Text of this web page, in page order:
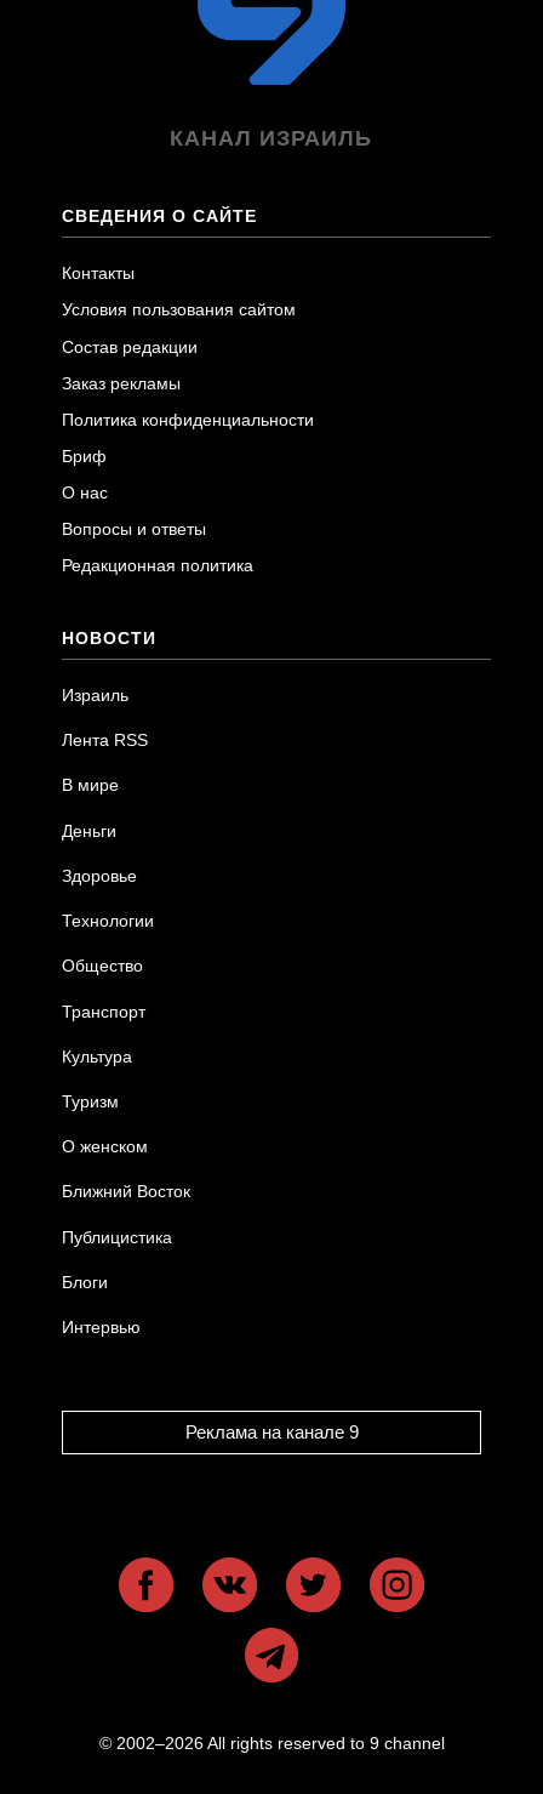
КАНАЛ ИЗРАИЛЬ
СВЕДЕНИЯ О САЙТЕ
Контакты
Условия пользования сайтом
Состав редакции
Заказ рекламы
Политика конфиденциальности
Бриф
О нас
Вопросы и ответы
Редакционная политика
НОВОСТИ
Израиль
Лента RSS
В мире
Деньги
Здоровье
Технологии
Общество
Транспорт
Культура
Туризм
О женском
Ближний Восток
Публицистика
Блоги
Интервью
Реклама на канале 9
© 2002–2026 All rights reserved to 9 channel